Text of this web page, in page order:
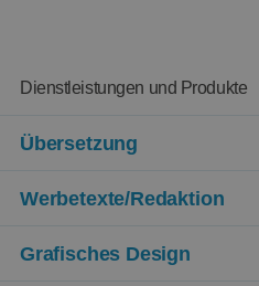
Dienstleistungen und Produkte
Übersetzung
Werbetexte/Redaktion
Grafisches Design